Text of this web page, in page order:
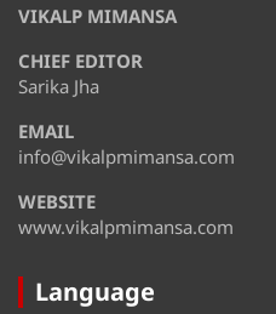
Thursday
August 14
Friday
August 15
Saturday
VIKALP MIMANSA
CHIEF EDITOR
Sarika Jha
EMAIL
info@vikalpmimansa.com
WEBSITE
www.vikalpmimansa.com
Language